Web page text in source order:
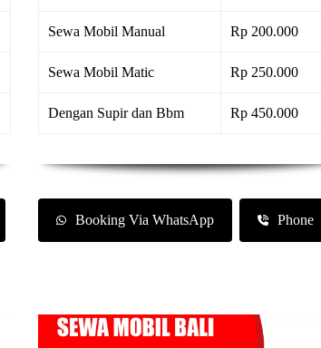
Sewa Mobil Manual Rp 200.000
Sewa Mobil Matic Rp 250.000
Dengan Supir dan Bbm Rp 450.000
Booking Via WhatsApp Phone